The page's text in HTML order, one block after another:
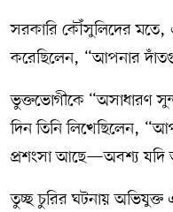
সরকারি কৌঁসুলিদের মতে,
করেছিলেন, “আপনার
ভুক্তভোগীকে “অসাধারণ
দিন তিনি লিখেছিলেন,
প্রশংসা আছে—অবশ্য যদি
তুচ্ছ চুরির ঘটনায়